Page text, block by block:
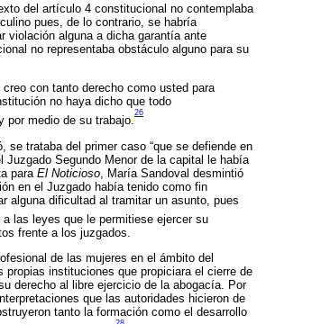
del artículo 4 constitucional no contemplaba
pues, de lo contrario, se habría
violación alguna a dicha garantía ante
no representaba obstáculo alguno para su
con tanto derecho como usted para
no haya dicho que todo
por medio de su trabajo.
26
trataba del primer caso “que se defiende en
Juzgado Segundo Menor de la capital le había
para El Noticioso , María Sandoval desmintió
en el Juzgado había tenido como fin
alguna dificultad al tramitar un asunto, pues
las leyes que le permitiese ejercer su
frente a los juzgados.
de las mujeres en el ámbito del
instituciones que propiciara el cierre de
derecho al libre ejercicio de la abogacía. Por
que las autoridades hicieron de
tanto la formación como el desarrollo